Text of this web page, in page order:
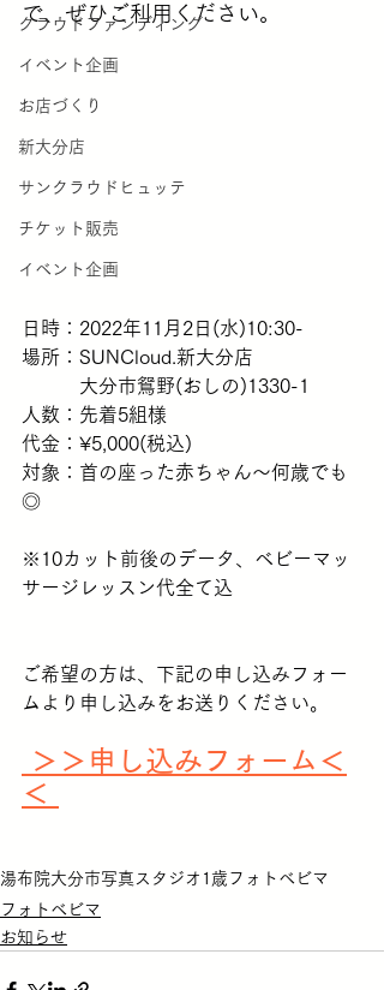
クラウドファンディング
イベント企画
お店づくり
新大分店
サンクラウドヒュッテ
チケット販売
イベント企画
で、ぜひご利用ください。
日時：2022年11月2日(水)10:30-
場所：SUNCloud.新大分店
大分市鴛野(おしの)1330-1
人数：先着5組様
代金：¥5,000(税込)
対象：首の座った赤ちゃん〜何歳でも
◎
※10カット前後のデータ、ベビーマッ
サージレッスン代全て込
ご希望の方は、下記の申し込みフォー
ムより申し込みをお送りください。
＞＞申し込みフォーム＜
＜
湯布院大分市写真スタジオ 1歳 フォトベビマ
フォトベビマ
お知らせ